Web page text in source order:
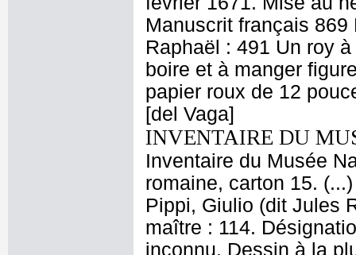
Manuscrit français
Raphaël : 491 Un roy
boire et à manger
papier roux de 12
[del Vaga]
INVENTAIRE DU
Inventaire du Musée
romaine, carton 15.
Pippi, Giulio (dit Jules
maître : 114.
inconnu. Dessin à la